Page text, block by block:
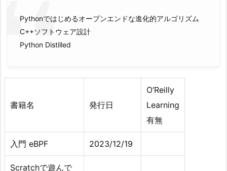
Pythonではじめるオープンエンドな進化的アルゴリズム
C++ソフトウェア設計
Python Distilled
書籍名 発行日
O’Reilly
Learning
有無
入門 eBPF 2023/12/19
Scratchで遊んで